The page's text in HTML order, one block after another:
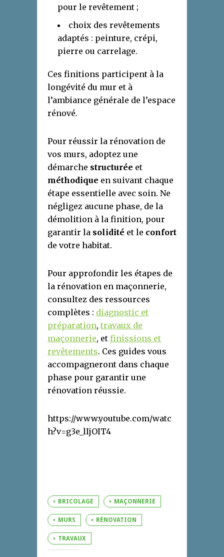
pour le revêtement ;
choix des revêtements
adaptés : peinture, crépi,
pierre ou carrelage.
Ces finitions participent à la
longévité du mur et à
l’ambiance générale de l’espace
rénové.
Pour réussir la rénovation de
vos murs, adoptez une
démarche structurée et
méthodique en suivant chaque
étape essentielle avec soin. Ne
négligez aucune phase, de la
démolition à la finition, pour
garantir la solidité et le confort
de votre habitat.
Pour approfondir les étapes de
la rénovation en maçonnerie,
consultez des ressources
complètes : diagnostic et
préparation, travaux de
maçonnerie, et finissions et
revêtements. Ces guides vous
accompagneront dans chaque
phase pour garantir une
rénovation réussie.
https://www.youtube.com/watc
h?v=g3e_lIjOIT4
BRICOLAGE MAÇONNERIE
MURS RÉNOVATION
TRAVAUX